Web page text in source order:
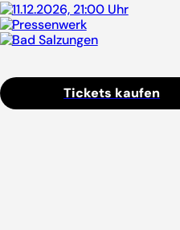
11.12.2026, 21:00 Uhr
Pressenwerk
Bad Salzungen
Tickets kaufen